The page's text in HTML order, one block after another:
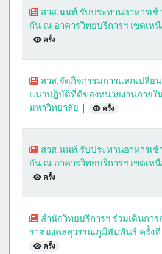
สวส.นนท์ รับประทานอาหารเช้
กัน ณ อาคารวิทยบริการฯ เขตเหนื
ครั้ง
สวส.จัดกิจกรรมการแลกเปลี่ยน
แนวปฏิบัติที่ดีของหน่วยงานภายใ
มหาวิทยาลัย | ครั้ง
สวส.นนท์ รับประทานอาหารเช้
กัน ณ อาคารวิทยบริการฯ เขตเหนื
ครั้ง
สำนักวิทยบริการฯ ร่วมเดินการ
ราชมงคลสุวรรณภูมิสัมพันธ์ ครั้ง
ครั้ง